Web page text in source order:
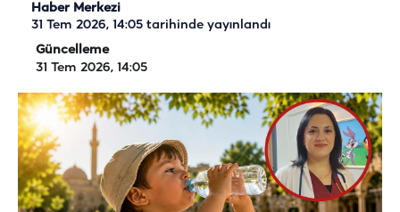
Haber Merkezi
31 Tem 2026, 14:05 tarihinde yayınlandı
Güncelleme
31 Tem 2026, 14:05